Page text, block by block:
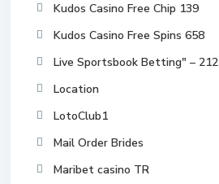
Kudos Casino Free Chip 139
Kudos Casino Free Spins 658
Live Sportsbook Betting" – 212
Location
LotoClub1
Mail Order Brides
Maribet casino TR